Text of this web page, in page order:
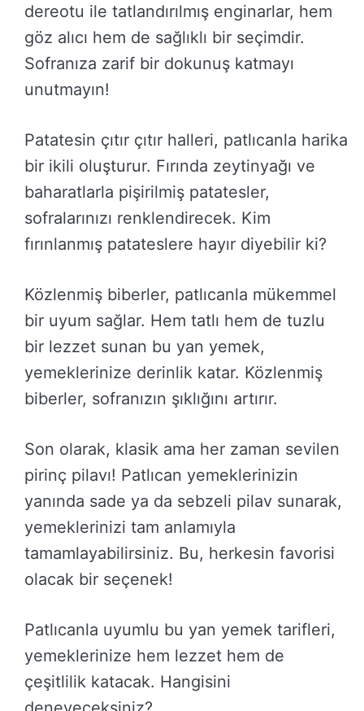
dereotu ile tatlandırılmış enginarlar, hem
göz alıcı hem de sağlıklı bir seçimdir.
Sofranıza zarif bir dokunuş katmayı
unutmayın!
Patatesin çıtır çıtır halleri, patlıcanla harika
bir ikili oluşturur. Fırında zeytinyağı ve
baharatlarla pişirilmiş patatesler,
sofralarınızı renklendirecek. Kim
fırınlanmış patateslere hayır diyebilir ki?
Közlenmiş biberler, patlıcanla mükemmel
bir uyum sağlar. Hem tatlı hem de tuzlu
bir lezzet sunan bu yan yemek,
yemeklerinize derinlik katar. Közlenmiş
biberler, sofranızın şıklığını artırır.
Son olarak, klasik ama her zaman sevilen
pirinç pilavı! Patlıcan yemeklerinizin
yanında sade ya da sebzeli pilav sunarak,
yemeklerinizi tam anlamıyla
tamamlayabilirsiniz. Bu, herkesin favorisi
olacak bir seçenek!
Patlıcanla uyumlu bu yan yemek tarifleri,
yemeklerinize hem lezzet hem de
çeşitlilik katacak. Hangisini